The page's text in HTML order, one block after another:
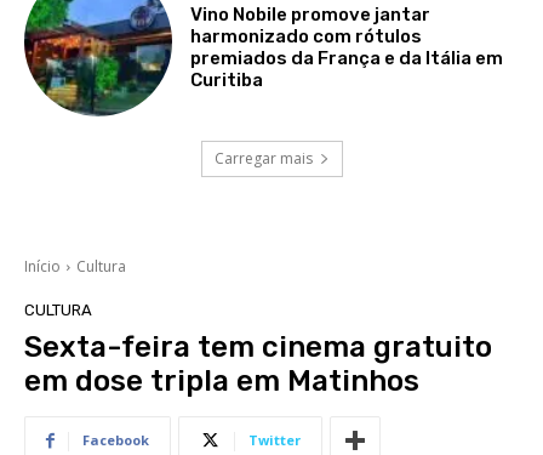
Vino Nobile promove jantar
harmonizado com rótulos
premiados da França e da Itália em
Curitiba
Carregar mais